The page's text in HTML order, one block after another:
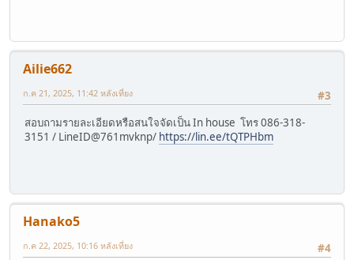
Ailie662
#3
ก.ค 21, 2025, 11:42 หลังเที่ยง
สอบถามรายละเอียดหรือสนใจจัดเป็น In house โทร 086-318-
3151 / LineID@761mvknp/ https://lin.ee/tQTPHbm
Hanako5
#4
ก.ค 22, 2025, 10:16 หลังเที่ยง